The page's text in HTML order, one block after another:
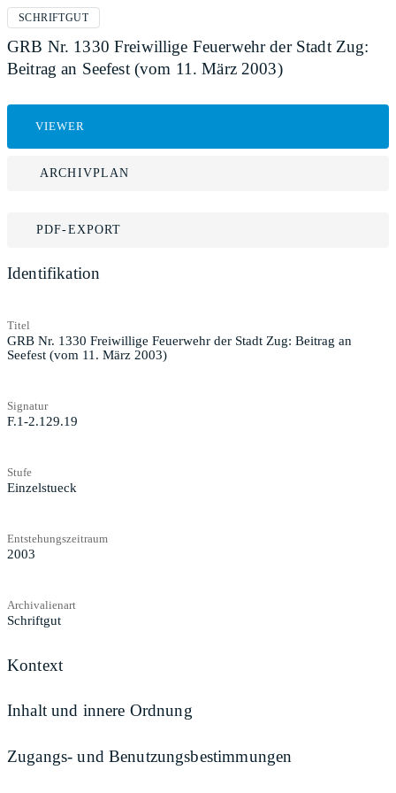
SCHRIFTGUT
GRB Nr. 1330 Freiwillige Feuerwehr der Stadt Zug:
Beitrag an Seefest (vom 11. März 2003)
VIEWER
ARCHIVPLAN
PDF-EXPORT
Identifikation
Titel
GRB Nr. 1330 Freiwillige Feuerwehr der Stadt Zug: Beitrag an
Seefest (vom 11. März 2003)
Signatur
F.1-2.129.19
Stufe
Einzelstueck
Entstehungszeitraum
2003
Archivalienart
Schriftgut
Kontext
Inhalt und innere Ordnung
Zugangs- und Benutzungsbestimmungen